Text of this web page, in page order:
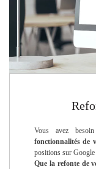
Vous avez
fonctionnalités de
positions sur
Que la refonte de